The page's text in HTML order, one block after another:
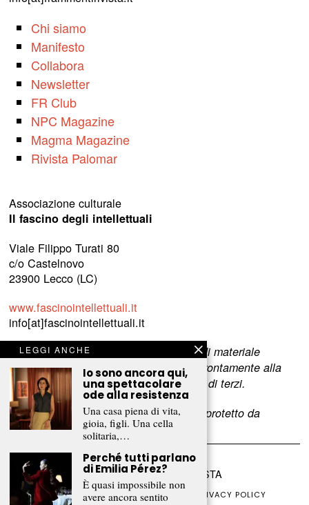
Chi siamo
Manifesto
Collabora
Newsletter
FR Club
NPC Magazine
Magma Magazine
Rivista Palomar
Associazione culturale
Il fascino degli intellettuali
Viale Filippo Turati 80
c/o Castelnovo
23900 Lecco (LC)
www.fascinointellettuali.it
info[at]fascinointellettuali.it
Per segnalare eventuali errori nell’uso di materiale
riservato,scriveteci e provvederemo prontamente alla
rimozione del materiale lesivo dei diritti di terzi.
L’intero contenuto di questo sito web è protetto da
copyright.
©2026FRAMMENTI RIVISTA
CHI SIAMO FR CLUB COLLABORA
PRIVACY POLICY
LEGGI ANCHE
Io sono ancora qui,
una spettacolare
ode alla resistenza
Una casa piena di vita,
gioia, figli. Una cella
solitaria,…
Perché tutti parlano
di Emilia Pérez?
È quasi impossibile non
avere ancora sentito